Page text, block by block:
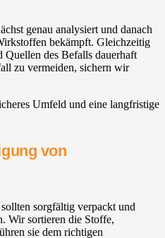
genau analysiert und danach
bekämpft. Gleichzeitig
Quellen des Befalls dauerhaft
zu vermeiden, sichern wir
Umfeld und eine langfristige
von
sorgfältig verpackt und
Wir sortieren die Stoffe,
sie dem richtigen